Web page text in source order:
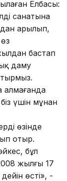
Елбасы:
санатына
арылып,
бастап
даму
алмағанда
үшін мұнан
өзінде
отыр.
бұл
жылғы 17
өсті», -